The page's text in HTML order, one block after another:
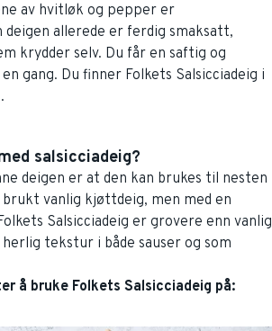
av hvitløk og pepper er
deigen allerede er ferdig smaksatt,
krydder selv. Du får en saftig og
gang. Du finner Folkets Salsicciadeig i
salsicciadeig?
deigen er at den kan brukes til nesten
vanlig kjøttdeig, men med en
Salsicciadeig er grovere enn vanlig
tekstur i både sauser og som
å bruke Folkets Salsicciadeig på: